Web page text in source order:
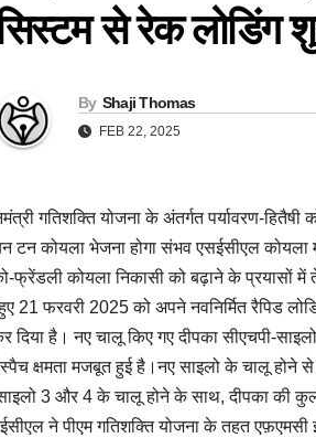
से रेक लोडिंग
By Shaji Thomas
FEB 22, 2025
गतिशक्ति योजना के अंतर्गत पर्यावरण-
टन कोयला भेजना होगा संभव एसईसीएल कोयला
फ्रेंडली कोयला निकासी को बढ़ाने के प्रयासों में
21 फरवरी 2025 को अपने नवनिर्मित रैपिड
दिया है। नए चालू किए गए दीपका सीएचपी-
क्षमता मजबूत हुई है।नए साइलो के चालू होने से
3 और 4 के चालू होने के साथ, दीपका की कुल
ने पीएम गतिशक्ति योजना के तहत